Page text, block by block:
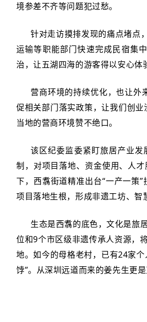
境参差不齐等问题犯过愁。
针对走访摸排发现的痛点堵点
运输等职能部门快速完成民宿集
治，让五湖四海的游客得以安心体
营商环境的持续优化，也让外
促相关部门落实政策，让我们创
当地的营商环境赞不绝口。
该区纪委监委紧盯旅居产业发
制，对项目落地、资金使用、人
下，西翥街道精准出台“一产一策
项目落地生根，形成非遗工坊、智
生态是西翥的底色，文化是旅
位和9个市区级非遗传承人资源，
地。如今的母格老村，已有24家
饽”。从深圳远道而来的姜先生更